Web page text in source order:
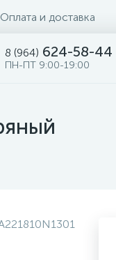
Оплата и доставка
8 (964) 624-58-44
ПН-ПТ 9:00-19:00